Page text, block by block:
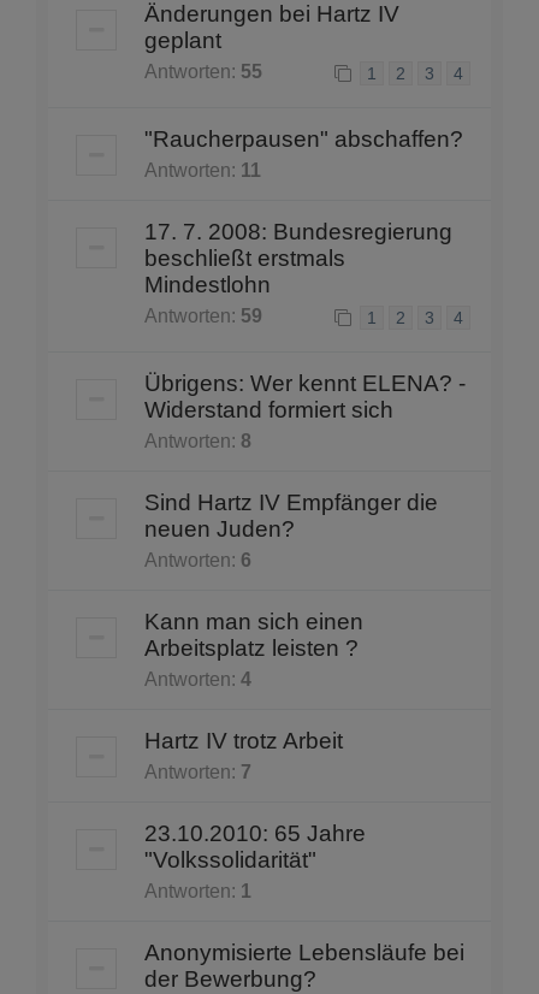
Änderungen bei Hartz IV
geplant
Antworten: 55 1 2 3 4
"Raucherpausen" abschaffen?
Antworten: 11
17. 7. 2008: Bundesregierung
beschließt erstmals
Mindestlohn
Antworten: 59 1 2 3 4
Übrigens: Wer kennt ELENA? -
Widerstand formiert sich
Antworten: 8
Sind Hartz IV Empfänger die
neuen Juden?
Antworten: 6
Kann man sich einen
Arbeitsplatz leisten ?
Antworten: 4
Hartz IV trotz Arbeit
Antworten: 7
23.10.2010: 65 Jahre
"Volkssolidarität"
Antworten: 1
Anonymisierte Lebensläufe bei
der Bewerbung?